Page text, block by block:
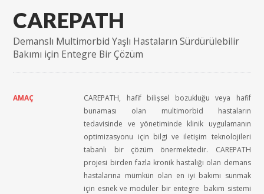
CAREPATH
Demanslı Multimorbid Yaşlı Hastaların Sürdürülebilir
Bakımı için Entegre Bir Çözüm
AMAÇ
CAREPATH, hafif bilişsel bozukluğu veya hafif
bunaması olan multimorbid hastaların
tedavisinde ve yönetiminde klinik uygulamanın
optimizasyonu için bilgi ve iletişim teknolojileri
tabanlı bir çözüm önermektedir. CAREPATH
projesi birden fazla kronik hastalığı olan demans
hastalarına mümkün olan en iyi bakımı sunmak
için esnek ve modüler bir entegre bakım sistemi